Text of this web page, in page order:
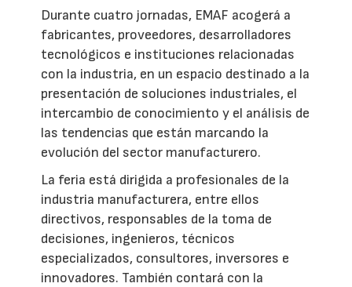
Durante cuatro jornadas, EMAF acogerá a
fabricantes, proveedores, desarrolladores
tecnológicos e instituciones relacionadas
con la industria, en un espacio destinado a la
presentación de soluciones industriales, el
intercambio de conocimiento y el análisis de
las tendencias que están marcando la
evolución del sector manufacturero.
La feria está dirigida a profesionales de la
industria manufacturera, entre ellos
directivos, responsables de la toma de
decisiones, ingenieros, técnicos
especializados, consultores, inversores e
innovadores. También contará con la